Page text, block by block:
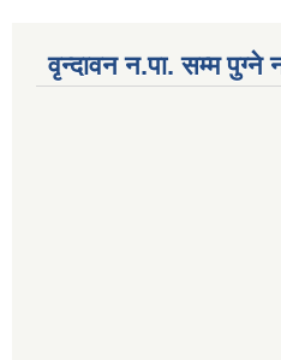
वृन्दावन न.पा. सम्म पुग्ने